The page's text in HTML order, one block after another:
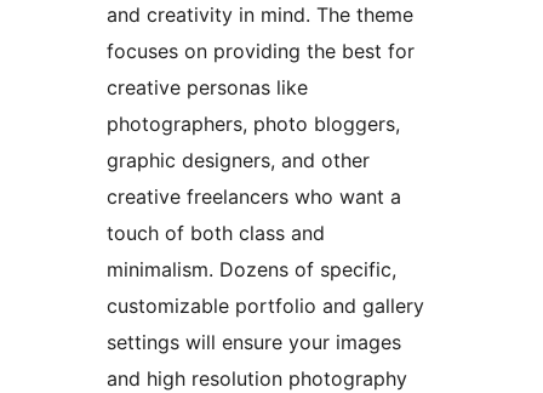
and creativity in mind. The theme
focuses on providing the best for
creative personas like
photographers, photo bloggers,
graphic designers, and other
creative freelancers who want a
touch of both class and
minimalism. Dozens of specific,
customizable portfolio and gallery
settings will ensure your images
and high resolution photography